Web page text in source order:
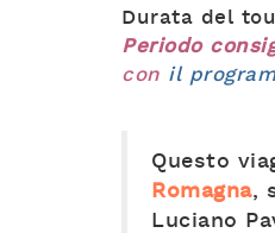
Durata del
Periodo
con il
Questo
Romagna,
Luciano